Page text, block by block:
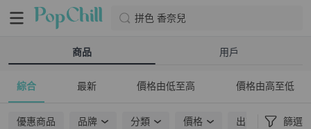
拼色 香奈兒
商品 用戶
綜合 最新 價格由低至高 價格由高至低
優惠商品 品牌 分類 價格 出貨地點 篩選